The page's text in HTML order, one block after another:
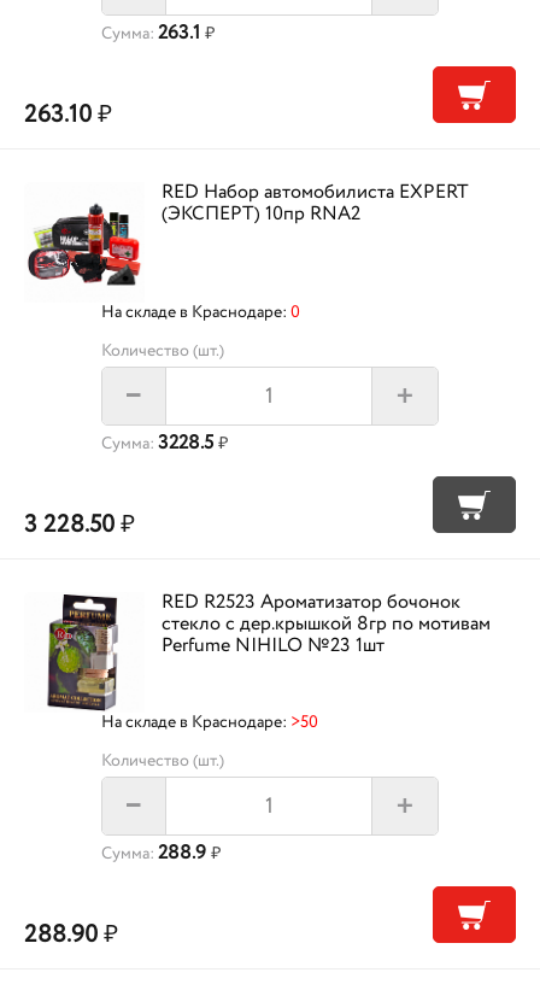
Сумма: 263.1 ₽
263.10₽
RED Набор автомобилиста EXPERT
(ЭКСПЕРТ) 10пр RNA2
На складе в Краснодаре: 0
Количество (шт.)
– +
Сумма: 3228.5 ₽
3 228.50₽
RED R2523 Ароматизатор бочонок
стекло с дер.крышкой 8гр по мотивам
Perfume NIHILO №23 1шт
На складе в Краснодаре: >50
Количество (шт.)
– +
Сумма: 288.9 ₽
288.90₽